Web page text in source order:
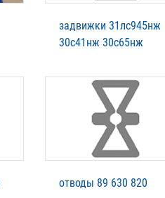
задвижки 31лс945нж
30с41нж 30с65нж
отводы 89 630 820